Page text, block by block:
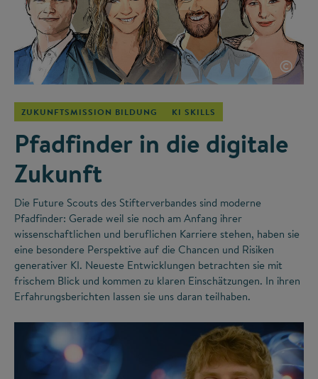
©
ZUKUNFTSMISSION BILDUNG KI SKILLS
Pfadfinder in die digitale
Zukunft
Die Future Scouts des Stifterverbandes sind moderne
Pfadfinder: Gerade weil sie noch am Anfang ihrer
wissenschaftlichen und beruflichen Karriere stehen, haben sie
eine besondere Perspektive auf die Chancen und Risiken
generativer KI. Neueste Entwicklungen betrachten sie mit
frischem Blick und kommen zu klaren Einschätzungen. In ihren
Erfahrungsberichten lassen sie uns daran teilhaben.